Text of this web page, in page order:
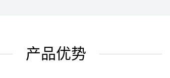
产品优势